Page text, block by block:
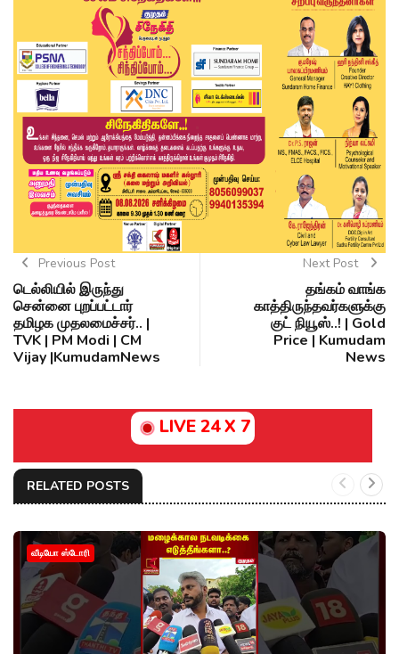
Previous Post
டெல்லியில் இருந்து
சென்னை புறப்பட்டார்
தமிழக முதலமைச்சர்.. |
TVK | PM Modi | CM
Vijay |KumudamNews
Next Post
தங்கம் வாங்க
காத்திருந்தவர்களுக்கு
குட் நியூஸ்..! | Gold
Price | Kumudam
News
LIVE 24 X 7
RELATED POSTS
வீடியோ ஸ்டோரி